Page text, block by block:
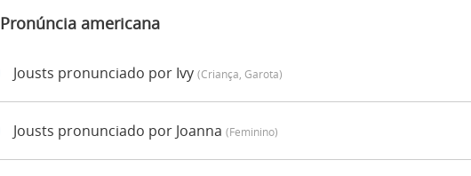
Pronúncia americana
Jousts pronunciado por Ivy (criança, Garota)
Jousts pronunciado por Joanna (feminino)